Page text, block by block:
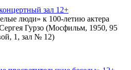
зал 12+
люди» к 100-летию актера
Гурзо (Мосфильм, 1950, 95
1, зал № 12)